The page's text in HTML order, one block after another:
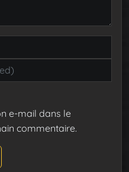
e-mail dans le
commentaire.